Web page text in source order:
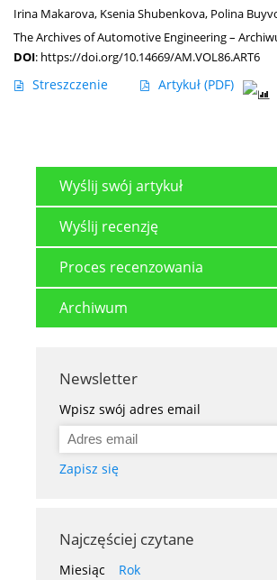
Irina Makarova, Ksenia Shubenkova, Polina
The Archives of Automotive Engineering –
DOI: https://doi.org/10.14669/AM.VOL86.ART6
Streszczenie Artykuł (PDF)
Wyślij swój artykuł
Wyślij recenzję
Proces recenzowania
Archiwum
Newsletter
Wpisz swój adres email
Zapisz się
Najczęściej czytane
Miesiąc
Rok